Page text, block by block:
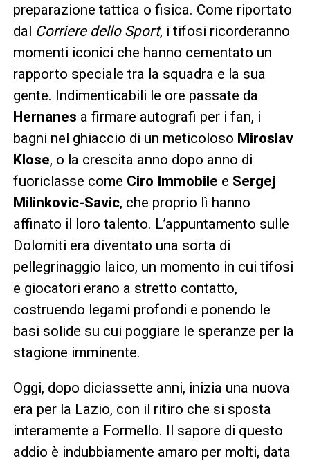
preparazione tattica o fisica. Come riportato
dal Corriere dello Sport, i tifosi ricorderanno
momenti iconici che hanno cementato un
rapporto speciale tra la squadra e la sua
gente. Indimenticabili le ore passate da
Hernanes a firmare autografi per i fan, i
bagni nel ghiaccio di un meticoloso Miroslav
Klose, o la crescita anno dopo anno di
fuoriclasse come Ciro Immobile e Sergej
Milinkovic-Savic, che proprio lì hanno
affinato il loro talento. L’appuntamento sulle
Dolomiti era diventato una sorta di
pellegrinaggio laico, un momento in cui tifosi
e giocatori erano a stretto contatto,
costruendo legami profondi e ponendo le
basi solide su cui poggiare le speranze per la
stagione imminente.
Oggi, dopo diciassette anni, inizia una nuova
era per la Lazio, con il ritiro che si sposta
interamente a Formello. Il sapore di questo
addio è indubbiamente amaro per molti, data